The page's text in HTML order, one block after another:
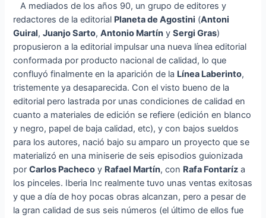
A mediados de los años 90, un grupo de editores y
redactores de la editorial Planeta de Agostini (Antoni
Guiral,Juanjo Sarto,Antonio Martín ySergi Gras)
propusieron a la editorial impulsar una nueva línea editorial
conformada por producto nacional de calidad, lo que
confluyó finalmente en la aparición de la Línea Laberinto,
tristemente ya desaparecida. Con el visto bueno de la
editorial pero lastrada por unas condiciones de calidad en
cuanto a materiales de edición se refiere (edición en blanco
y negro, papel de baja calidad, etc), y con bajos sueldos
para los autores, nació bajo su amparo un proyecto que se
materializó en una miniserie de seis episodios guionizada
porCarlos Pacheco y Rafael Martín, con Rafa Fontaríz a
los pinceles. Iberia Inc realmente tuvo unas ventas exitosas
y que a día de hoy pocas obras alcanzan, pero a pesar de
la gran calidad de sus seis números (el último de ellos fue